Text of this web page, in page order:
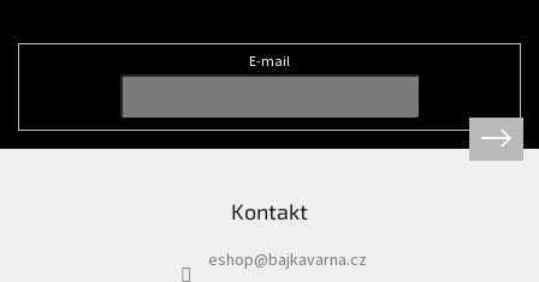
E-mail
Kontakt
eshop@bajkavarna.cz